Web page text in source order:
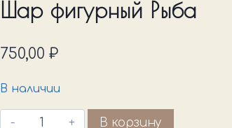
Шар фигурный Рыба
750,00 ₽
В наличии
КоличествоВ корзину